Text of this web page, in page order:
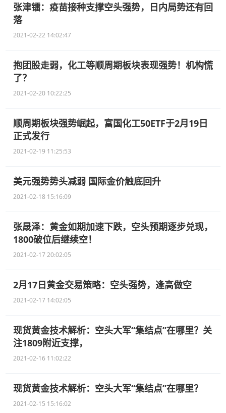
张津镭：疫苗接种支撑空头强势，日内局势还有回
落
2021-02-22 14:02:47
抱团股走弱，化工等顺周期板块表现强势！机构慌
了？
2021-02-20 10:22:25
顺周期板块强势崛起，富国化工50ETF于2月19日
正式发行
2021-02-19 11:25:53
美元强势势头减弱 国际金价触底回升
2021-02-18 15:16:09
张晟泽：黄金如期加速下跌，空头预期逐步兑现，
1800破位后继续空！
2021-02-17 20:02:05
2月17日黄金交易策略：空头强势，逢高做空
2021-02-17 14:02:05
现货黄金技术解析：空头大军“集结点”在哪里？关
注1809附近支撑，
2021-02-16 11:02:22
现货黄金技术解析：空头大军“集结点”在哪里？
2021-02-15 15:16:02